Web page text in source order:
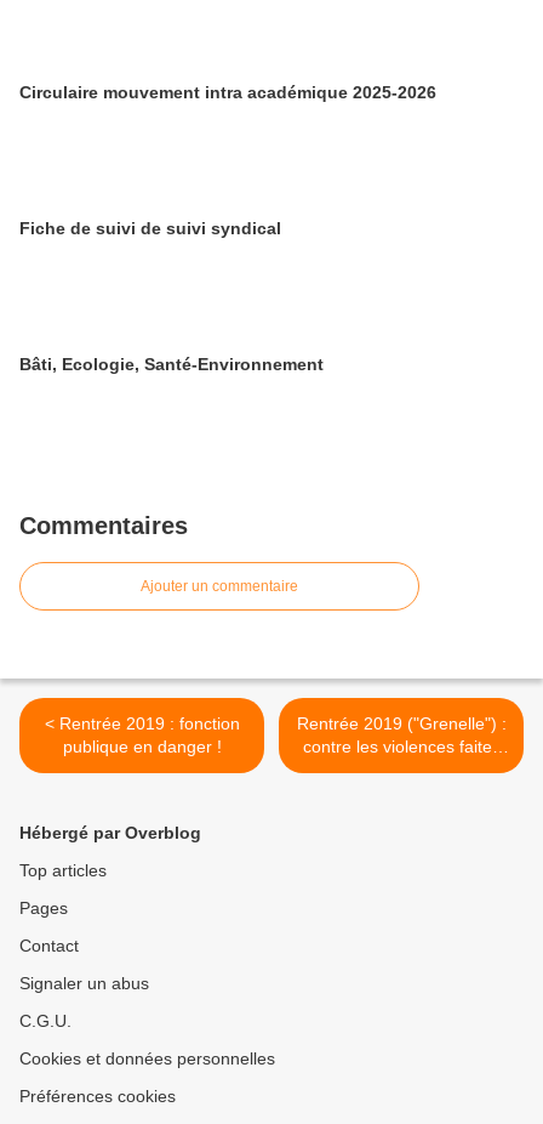
Circulaire mouvement intra académique 2025-2026
Fiche de suivi de suivi syndical
Bâti, Ecologie, Santé-Environnement
Commentaires
Ajouter un commentaire
< Rentrée 2019 : fonction
publique en danger !
Rentrée 2019 ("Grenelle") :
contre les violences faites
aux femmes ! >
Hébergé par Overblog
Top articles
Pages
Contact
Signaler un abus
C.G.U.
Cookies et données personnelles
Préférences cookies